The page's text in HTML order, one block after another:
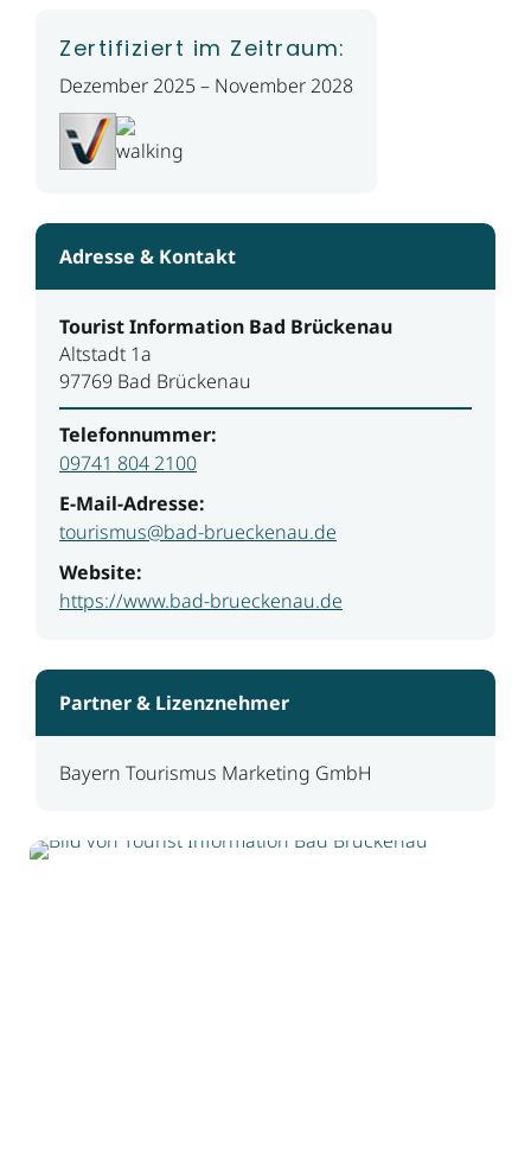
Zertifiziert im Zeitraum:
Dezember 2025 – November 2028
Adresse & Kontakt
Tourist Information Bad Brückenau
Altstadt 1a
97769 Bad Brückenau
Telefonnummer:
09741 804 2100
E-Mail-Adresse:
tourismus@bad-brueckenau.de
Website:
https://www.bad-brueckenau.de
Partner & Lizenznehmer
Bayern Tourismus Marketing GmbH